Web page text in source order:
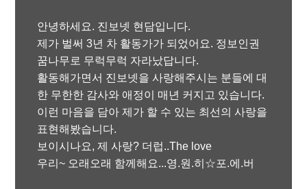
안녕하세요. 진보넷 현담입니다.
제가 벌써 3년 차 활동가가 되었어요. 정보인권
꿈나무로 무럭무럭 자라났답니다.
활동해가면서 진보넷을 사랑해주시는 분들에 대
한 무한한 감사와 애정이 매년 커지고 있습니다.
이런 마음을 담아 제가 할 수 있는 최선의 사랑을
표현해봤습니다.
보이시나요, 제 사랑? 더럽..The love
우리~ 오래오래 함께해요...영.원.히☆포.에.버